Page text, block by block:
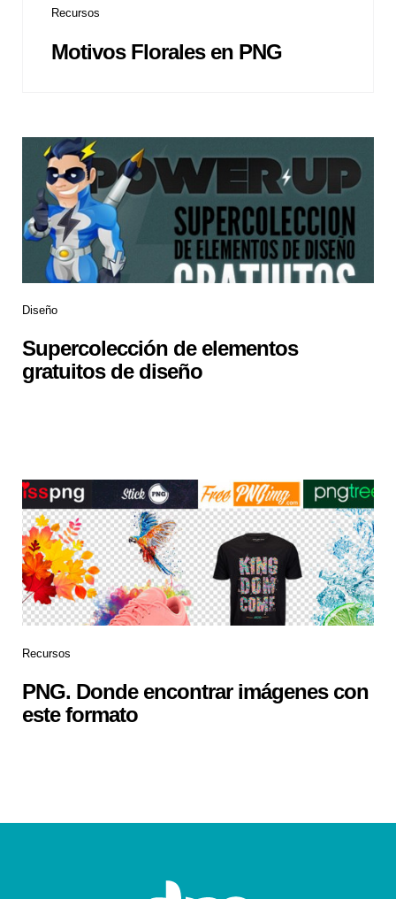
Recursos
Motivos Florales en PNG
Diseño
Supercolección de elementos
gratuitos de diseño
Recursos
PNG. Donde encontrar imágenes con
este formato